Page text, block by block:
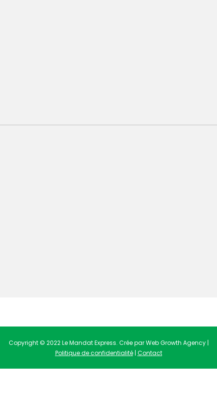
Copyright © 2022 Le Mandat Express. Crée par Web Growth Agency |
Politique de confidentialité| Contact